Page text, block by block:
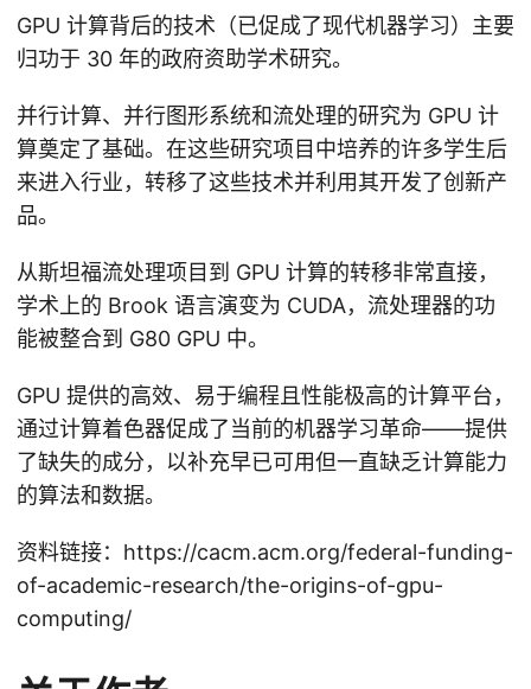
GPU 计算背后的技术（已促成了现代机器学习）主要
归功于 30 年的政府资助学术研究。
并行计算、并行图形系统和流处理的研究为 GPU 计
算奠定了基础。在这些研究项目中培养的许多学生后
来进入行业，转移了这些技术并利用其开发了创新产
品。
从斯坦福流处理项目到 GPU 计算的转移非常直接，
学术上的 Brook 语言演变为 CUDA，流处理器的功
能被整合到 G80 GPU 中。
GPU 提供的高效、易于编程且性能极高的计算平台，
通过计算着色器促成了当前的机器学习革命——提供
了缺失的成分，以补充早已可用但一直缺乏计算能力
的算法和数据。
资料链接：https://cacm.acm.org/federal-funding-
of-academic-research/the-origins-of-gpu-
computing/